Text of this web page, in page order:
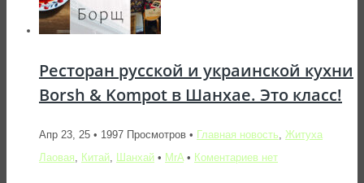
Ресторан русской и украинской кухни
Borsh & Kompot в Шанхае. Это класс!
Апр 23, 25 • 1997 Просмотров • Главная новость
Житуха
Лаовая
Китай Шанхай • MrA • Коментариев нет